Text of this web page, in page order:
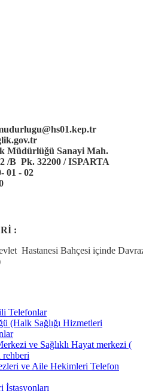
Müdürlüğü Sanayi Mah.
/B Pk. 32200 / ISPARTA
01 - 02
:
Hastanesi Bahçesi içinde
Telefonlar
(Halk Sağlığı Hizmetleri
ve Sağlıklı Hayat merkezi (
ve Aile Hekimleri Telefon
İstasyonları